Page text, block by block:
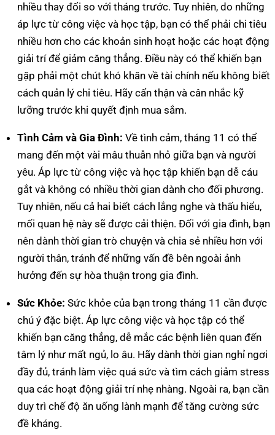
nhiều thay đổi so với tháng trước. Tuy nhiên, do những
áp lực từ công việc và học tập, bạn có thể phải chi tiêu
nhiều hơn cho các khoản sinh hoạt hoặc các hoạt động
giải trí để giảm căng thẳng. Điều này có thể khiến bạn
gặp phải một chút khó khăn về tài chính nếu không biết
cách quản lý chi tiêu. Hãy cẩn thận và cân nhắc kỹ
lưỡng trước khi quyết định mua sắm.
Tình Cảm và Gia Đình: Về tình cảm, tháng 11 có thể
mang đến một vài mâu thuẫn nhỏ giữa bạn và người
yêu. Áp lực từ công việc và học tập khiến bạn dễ cáu
gắt và không có nhiều thời gian dành cho đối phương.
Tuy nhiên, nếu cả hai biết cách lắng nghe và thấu hiểu,
mối quan hệ này sẽ được cải thiện. Đối với gia đình, bạn
nên dành thời gian trò chuyện và chia sẻ nhiều hơn với
người thân, tránh để những vấn đề bên ngoài ảnh
hưởng đến sự hòa thuận trong gia đình.
Sức Khỏe: Sức khỏe của bạn trong tháng 11 cần được
chú ý đặc biệt. Áp lực công việc và học tập có thể
khiến bạn căng thẳng, dễ mắc các bệnh liên quan đến
tâm lý như mất ngủ, lo âu. Hãy dành thời gian nghỉ ngơi
đầy đủ, tránh làm việc quá sức và tìm cách giảm stress
qua các hoạt động giải trí nhẹ nhàng. Ngoài ra, bạn cần
duy trì chế độ ăn uống lành mạnh để tăng cường sức
đề kháng.